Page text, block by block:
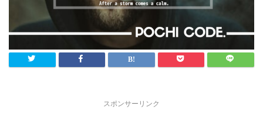
スポンサーリンク